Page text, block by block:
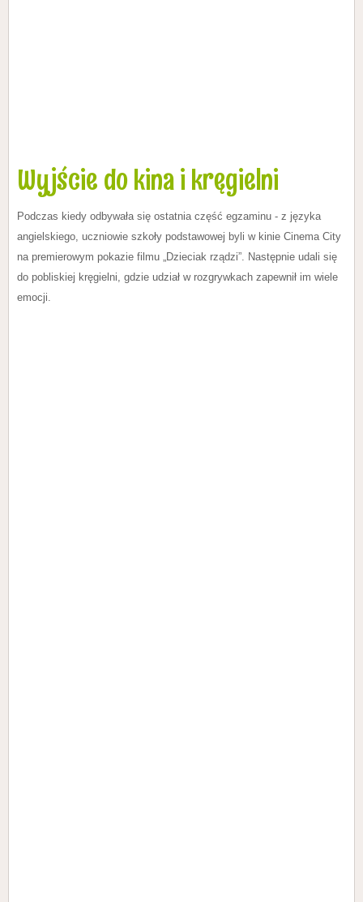
Wyjście do kina i kręgielni
Podczas kiedy odbywała się ostatnia część egzaminu - z języka
angielskiego, uczniowie szkoły podstawowej byli w kinie Cinema City
na premierowym pokazie filmu „Dzieciak rządzi”. Następnie udali się
do pobliskiej kręgielni, gdzie udział w rozgrywkach zapewnił im wiele
emocji.